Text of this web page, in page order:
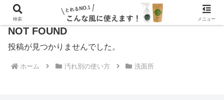
NOT FOUND
投稿が見つかりませんでした。
ホーム 汚れ別の使い方 洗面所
検索 メニュー